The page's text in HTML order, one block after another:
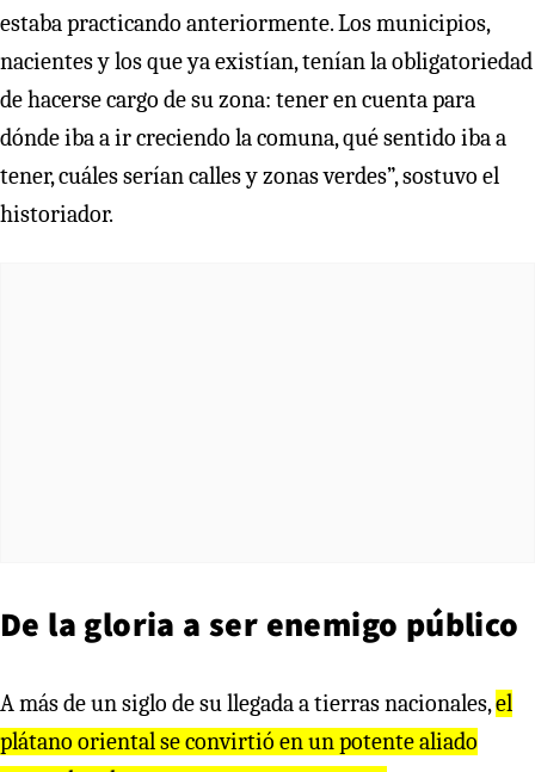
estaba practicando anteriormente. Los municipios,
nacientes y los que ya existían, tenían la obligatoriedad
de hacerse cargo de su zona: tener en cuenta para
dónde iba a ir creciendo la comuna, qué sentido iba a
tener, cuáles serían calles y zonas verdes”, sostuvo el
historiador.
De la gloria a ser enemigo público
A más de un siglo de su llegada a tierras nacionales,el
plátano oriental se convirtió en un potente aliado